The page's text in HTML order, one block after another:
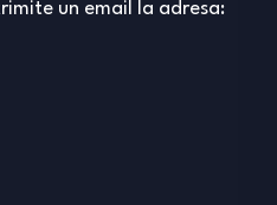
un email la adresa: